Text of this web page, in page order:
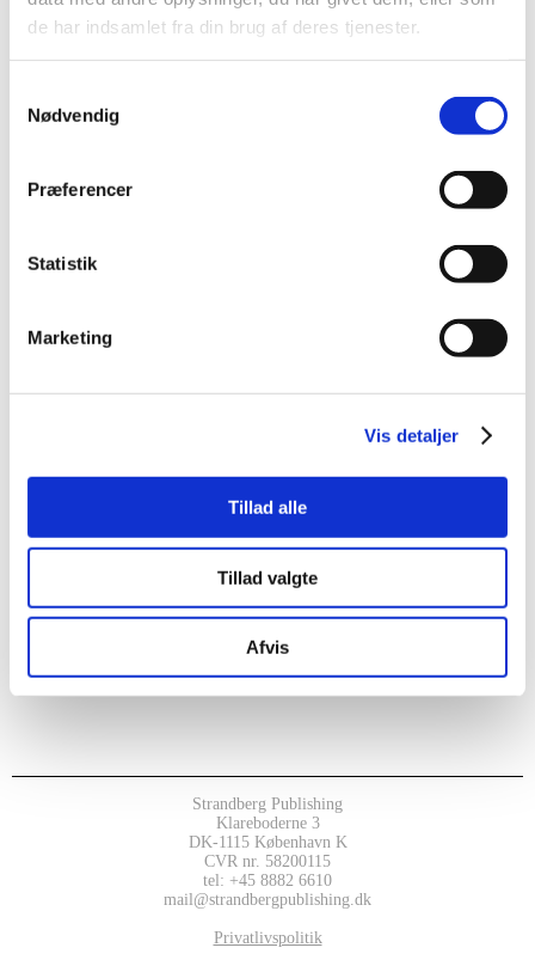
de har indsamlet fra din brug af deres tjenester.
Nødvendig
Præferencer
Statistik
Marketing
Vis detaljer
Tillad alle
Tillad valgte
Afvis
OM FORLAGET
JENNIFER DAHM
Strandberg Publishing
Klareboderne 3
DK-1115 København K
CVR nr. 58200115
tel: +45 8882 6610
mail@strandbergpublishing.dk
Privatlivspolitik